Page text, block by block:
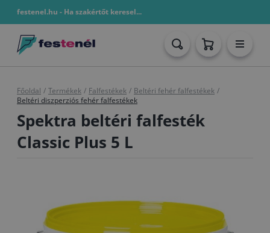
festenel.hu - Ha szakértőt keresel...
Főoldal / Termékek / Falfestékek / Beltéri fehér falfestékek /
Beltéri diszperziós fehér falfestékek
Spektra beltéri falfesték
Classic Plus 5 L